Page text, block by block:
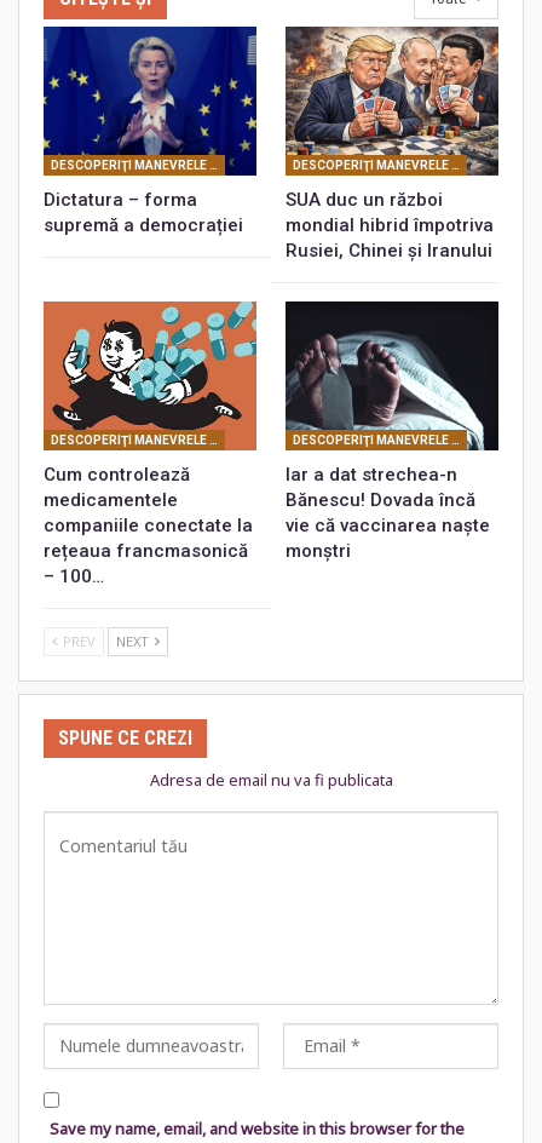
DESCOPERIŢI MANEVRELE FRANCMASONERIEI
Dictatura – forma
supremă a democrației
DESCOPERIŢI MANEVRELE FRANCMASONERIEI
SUA duc un război
mondial hibrid împotriva
Rusiei, Chinei și Iranului
DESCOPERIŢI MANEVRELE FRANCMASONERIEI
Cum controlează
medicamentele
companiile conectate la
rețeaua francmasonică
– 100…
DESCOPERIŢI MANEVRELE FRANCMASONERIEI
Iar a dat strechea-n
Bănescu! Dovada încă
vie că vaccinarea naște
monștri
PREV NEXT
SPUNE CE CREZI
Adresa de email nu va fi publicata
Save my name, email, and website in this browser for the